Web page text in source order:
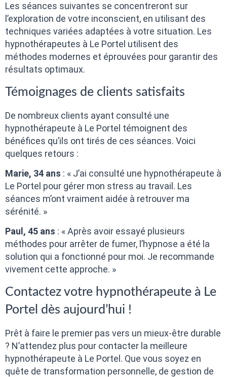
Les séances suivantes se concentreront sur
l’exploration de votre inconscient, en utilisant des
techniques variées adaptées à votre situation. Les
hypnothérapeutes à Le Portel utilisent des
méthodes modernes et éprouvées pour garantir des
résultats optimaux.
Témoignages de clients satisfaits
De nombreux clients ayant consulté une
hypnothérapeute à Le Portel témoignent des
bénéfices qu’ils ont tirés de ces séances. Voici
quelques retours :
Marie, 34 ans : « J’ai consulté une hypnothérapeute à
Le Portel pour gérer mon stress au travail. Les
séances m’ont vraiment aidée à retrouver ma
sérénité. »
Paul, 45 ans : « Après avoir essayé plusieurs
méthodes pour arrêter de fumer, l’hypnose a été la
solution qui a fonctionné pour moi. Je recommande
vivement cette approche. »
Contactez votre hypnothérapeute à Le
Portel dès aujourd’hui !
Prêt à faire le premier pas vers un mieux-être durable
? N’attendez plus pour contacter la meilleure
hypnothérapeute à Le Portel. Que vous soyez en
quête de transformation personnelle, de gestion de